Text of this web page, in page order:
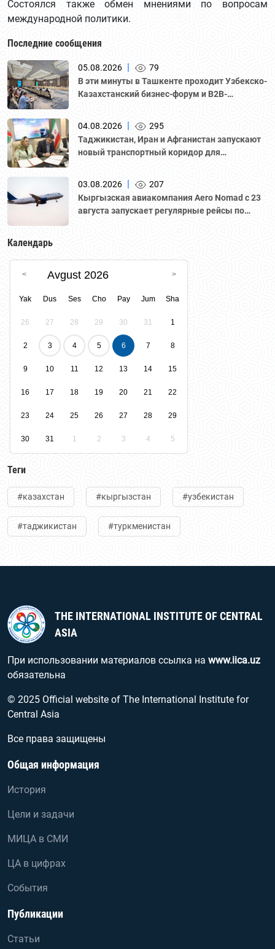
Состоялся также обмен мнениями по вопросам
международной политики.
Последние сообщения
05.08.2026 |
79
В эти минуты в Ташкенте проходит Узбекско-
Казахстанский бизнес-форум и B2B-
Национальной палатой предпринимателей
Казахстана "Атамекен."
04.08.2026 |
295
Таджикистан, Иран и Афганистан запускают
новый транспортный коридор для
03.08.2026 |
207
Кыргызская авиакомпания Aero Nomad с 23
августа запускает регулярные рейсы по
Календарь
Avgust 2026
Yak Dus Ses Cho Pay Jum Sha
26 27 28 29 30 31 1
2 3 4 5 6 7 8
9 10 11 12 13 14 15
16 17 18 19 20 21 22
23 24 25 26 27 28 29
30 31 1 2 3 4 5
Теги
#казахстан #кыргызстан #узбекистан
#таджикистан #туркменистан
THE INTERNATIONAL INSTITUTE OF CENTRAL
ASIA
При использовании материалов ссылка на www.iica.uz
обязательна
© 2025 Official website of The International Institute for
Central Asia
Все права защищены
Общая информация
История
Цели и задачи
МИЦА в СМИ
ЦА в цифрах
События
Публикации
Статьи